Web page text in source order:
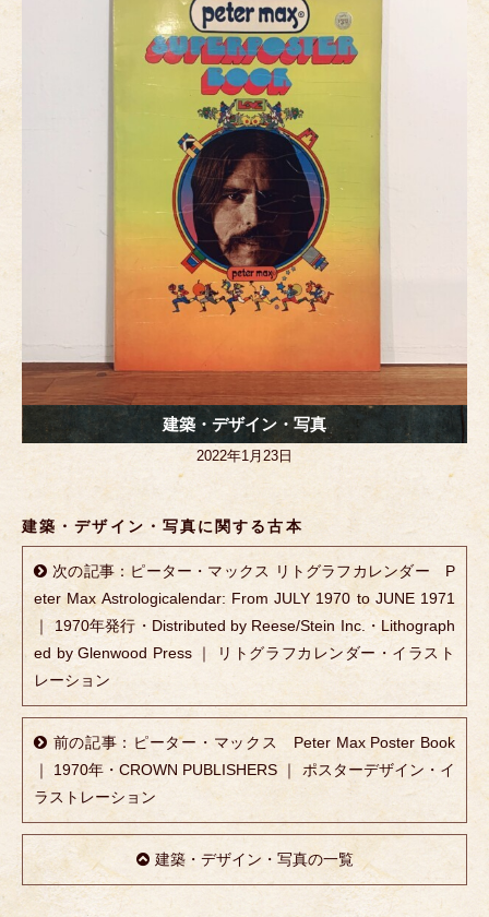
o
g
er
建築・デザイン・写真
2022年1月23日
建築・デザイン・写真に関する古本
次の記事：ピーター・マックス リトグラフカレンダー P
eter Max Astrologicalendar: From JULY 1970 to JUNE 1971
｜ 1970年発行・Distributed by Reese/Stein Inc.・Lithograph
ed by Glenwood Press ｜ リトグラフカレンダー・イラスト
レーション
前の記事：ピーター・マックス Peter Max Poster Book
｜ 1970年・CROWN PUBLISHERS ｜ ポスターデザイン・イ
ラストレーション
建築・デザイン・写真の一覧